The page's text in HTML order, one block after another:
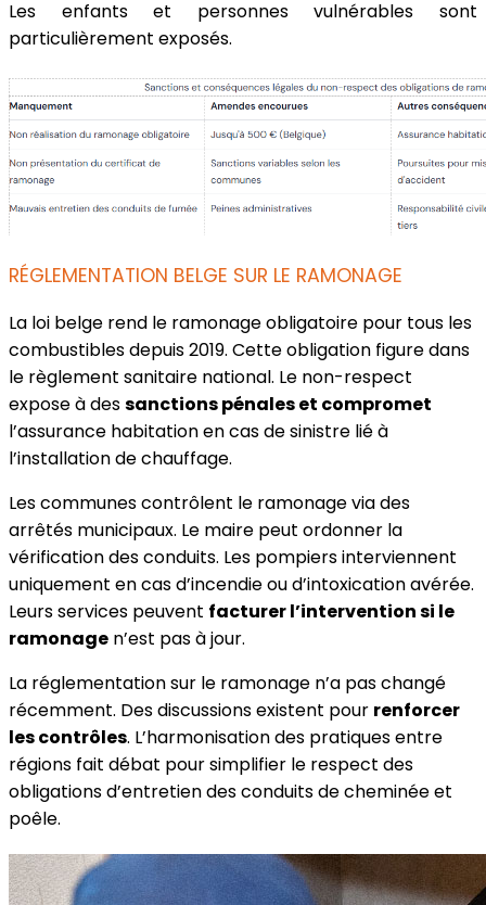
Les enfants et personnes vulnérables sont
particulièrement exposés.
RÉGLEMENTATION BELGE SUR LE RAMONAGE
La loi belge rend le ramonage obligatoire pour tous les
combustibles depuis 2019. Cette obligation figure dans
le règlement sanitaire national. Le non-respect
expose à dessanctions pénales et compromet
l’assurance habitation en cas de sinistre lié à
l’installation de chauffage.
Les communes contrôlent le ramonage via des
arrêtés municipaux. Le maire peut ordonner la
vérification des conduits. Les pompiers interviennent
uniquement en cas d’incendie ou d’intoxication avérée.
Leurs services peuvent facturer l’intervention si le
ramonage n’est pas à jour.
La réglementation sur le ramonage n’a pas changé
récemment. Des discussions existent pour renforcer
les contrôles. L’harmonisation des pratiques entre
régions fait débat pour simplifier le respect des
obligations d’entretien des conduits de cheminée et
poêle.